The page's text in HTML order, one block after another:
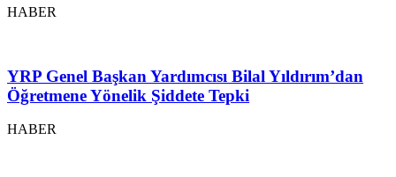
HABER
YRP Genel Başkan Yardımcısı Bilal Yıldırım’dan
Öğretmene Yönelik Şiddete Tepki
HABER